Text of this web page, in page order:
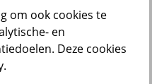
om ook cookies te
en
Deze cookies